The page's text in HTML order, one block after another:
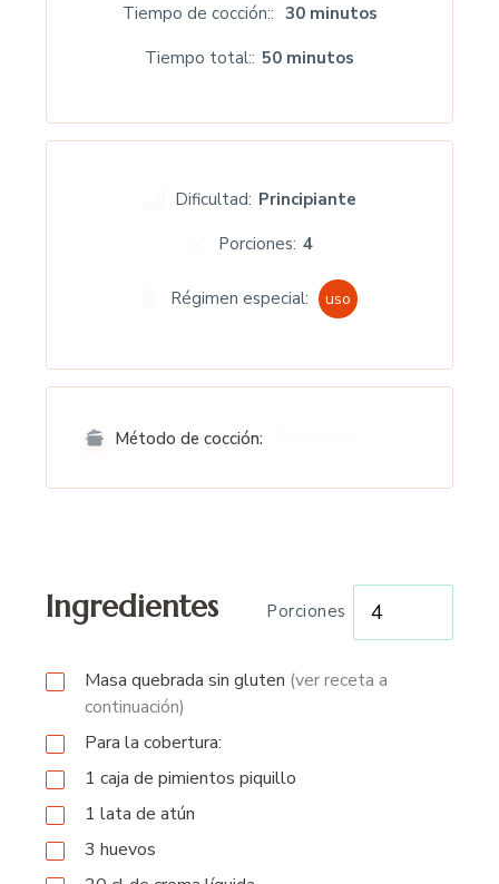
Tiempo de cocción:
30 minutos
Tiempo total: 50 minutos
Dificultad: Principiante
Porciones: 4
Régimen especial: uso
Método de cocción:
Ingredientes Porciones
Masa quebrada sin gluten (ver receta a
continuación)
Para la cobertura:
1 caja de pimientos piquillo
1 lata de atún
3 huevos